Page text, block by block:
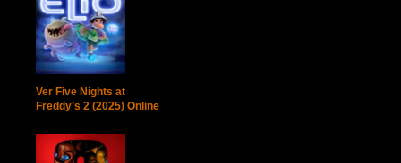
Ver Five Nights at
Freddy’s 2 (2025) Online